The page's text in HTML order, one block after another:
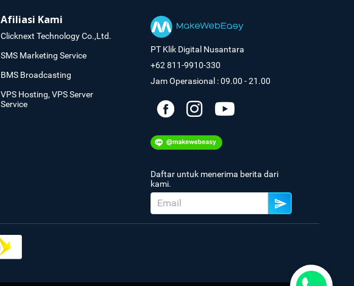
Afiliasi Kami
Clicknext Technology Co.,Ltd.
SMS Marketing Service
BMS Broadcasting
VPS Hosting, VPS Server
Service
PT Klik Digital Nusantara
+62 811-9910-330
Jam Operasional : 09.00 - 21.00
Daftar untuk menerima berita dari
kami.